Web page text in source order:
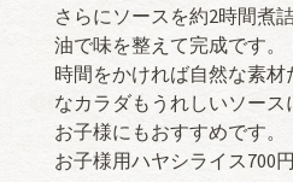
さらにソースを約2時間煮
油で味を整えて完成です。
時間をかければ自然な素
なカラダもうれしいソース
お子様にもおすすめです。
お子様用ハヤシライス700